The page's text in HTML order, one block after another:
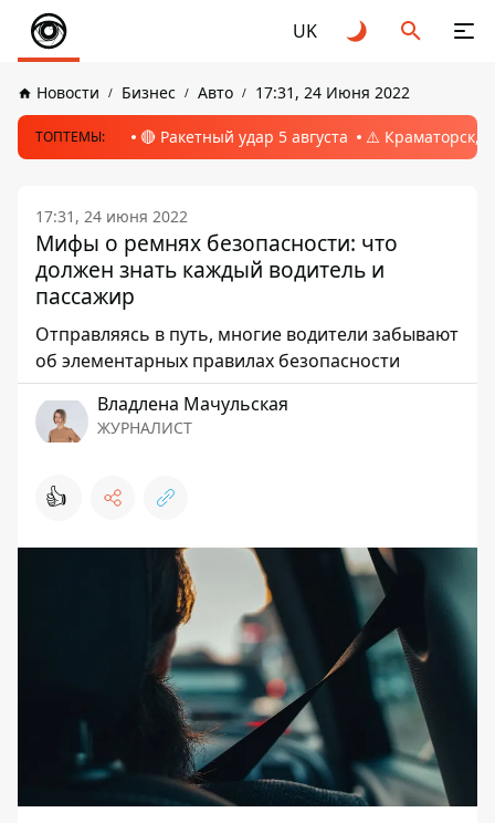
UK
Новости Бизнес Авто 17:31, 24 Июня 2022
ТОПТЕМЫ: 🔴 Ракетный удар 5 августа ⚠️ Краматорск,
17:31, 24 июня 2022
Мифы о ремнях безопасности: что
должен знать каждый водитель и
пассажир
Отправляясь в путь, многие водители забывают
об элементарных правилах безопасности
Владлена Мачульская
ЖУРНАЛИСТ
👍